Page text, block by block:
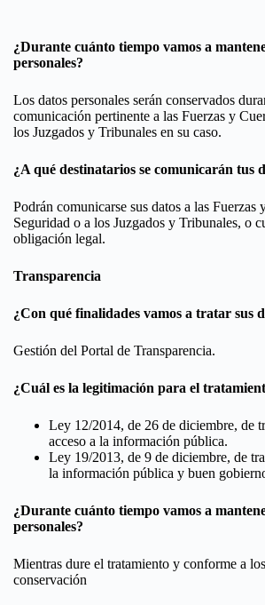
¿Durante cuánto tiempo vamos a
personales?
Los datos personales serán conservados
comunicación pertinente a las Fuerzas y
los Juzgados y Tribunales en su caso.
¿A qué destinatarios se comunicarán tus
Podrán comunicarse sus datos a las Fuerzas
Seguridad o a los Juzgados y Tribunales, o
obligación legal.
Transparencia
¿Con qué finalidades vamos a tratar sus
Gestión del Portal de Transparencia.
¿Cuál es la legitimación para el
Ley 12/2014, de 26 de diciembre, de
acceso a la información pública.
Ley 19/2013, de 9 de diciembre, de
la información pública y buen
¿Durante cuánto tiempo vamos a
personales?
Mientras dure el tratamiento y conforme a
conservación